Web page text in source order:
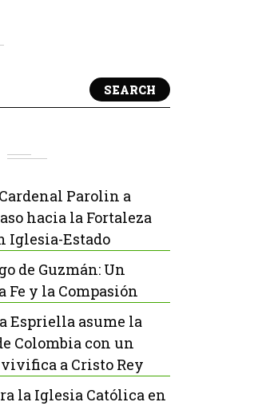
SEARCH
Parolin a
hacia la Fortaleza
Iglesia-Estado
de Guzmán: Un
Fe y la Compasión
Espriella asume la
Colombia con un
a Cristo Rey
la Iglesia Católica en